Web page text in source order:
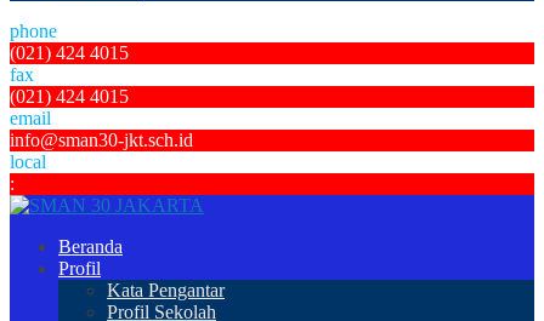
phone
(021) 424 4015
fax
(021) 424 4015
email
info@sman30-jkt.sch.id
local
:
Beranda
Profil
Kata Pengantar
Profil Sekolah